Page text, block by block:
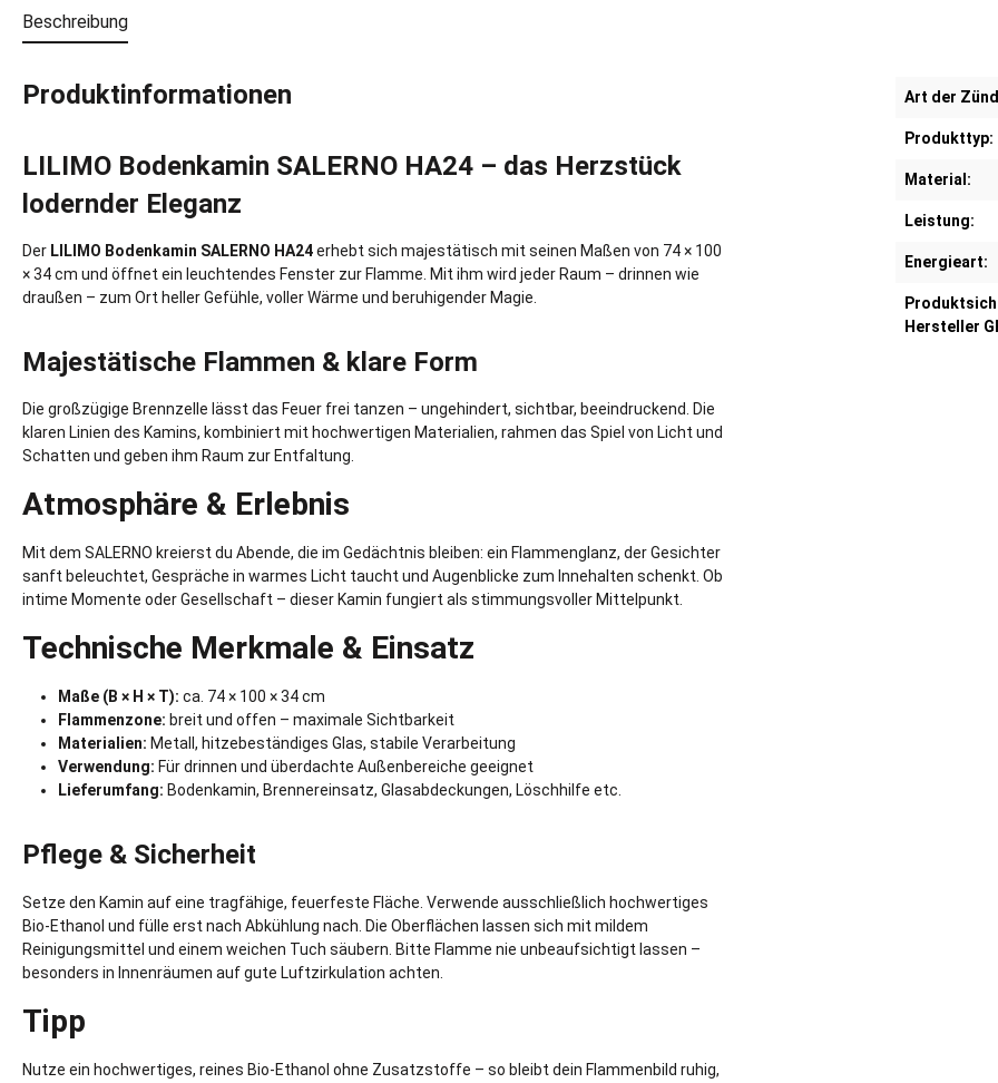
Beschreibung
Produktinformationen
LILIMO Bodenkamin SALERNO HA24 – das Herzstück
lodernder Eleganz
Der LILIMO Bodenkamin SALERNO HA24erhebt sich majestätisch mit seinen Maßen von 74 × 100
× 34 cm und öffnet ein leuchtendes Fenster zur Flamme. Mit ihm wird jeder Raum – drinnen wie
draußen – zum Ort heller Gefühle, voller Wärme und beruhigender Magie.
Majestätische Flammen & klare Form
Die großzügige Brennzelle lässt das Feuer frei tanzen – ungehindert, sichtbar, beeindruckend. Die
klaren Linien des Kamins, kombiniert mit hochwertigen Materialien, rahmen das Spiel von Licht und
Schatten und geben ihm Raum zur Entfaltung.
Atmosphäre & Erlebnis
Mit dem SALERNO kreierst du Abende, die im Gedächtnis bleiben: ein Flammenglanz, der Gesichter
sanft beleuchtet, Gespräche in warmes Licht taucht und Augenblicke zum Innehalten schenkt. Ob
intime Momente oder Gesellschaft – dieser Kamin fungiert als stimmungsvoller Mittelpunkt.
Technische Merkmale & Einsatz
Maße (B × H × T): ca. 74 × 100 × 34 cm
Flammenzone: breit und offen – maximale Sichtbarkeit
Materialien: Metall, hitzebeständiges Glas, stabile Verarbeitung
Verwendung: Für drinnen und überdachte Außenbereiche geeignet
Lieferumfang: Bodenkamin, Brennereinsatz, Glasabdeckungen, Löschhilfe etc.
Pflege & Sicherheit
Setze den Kamin auf eine tragfähige, feuerfeste Fläche. Verwende ausschließlich hochwertiges
Bio-Ethanol und fülle erst nach Abkühlung nach. Die Oberflächen lassen sich mit mildem
Reinigungsmittel und einem weichen Tuch säubern. Bitte Flamme nie unbeaufsichtigt lassen –
besonders in Innenräumen auf gute Luftzirkulation achten.
Tipp
Nutze ein hochwertiges, reines Bio-Ethanol ohne Zusatzstoffe – so bleibt dein Flammenbild ruhig,
Art der
Produkttyp:
Material:
Leistung:
Energieart:
Hersteller